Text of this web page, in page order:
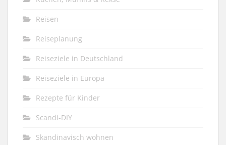
Reisen
Reiseplanung
Reiseziele in Deutschland
Reiseziele in Europa
Rezepte für Kinder
Scandi-DIY
Skandinavisch wohnen